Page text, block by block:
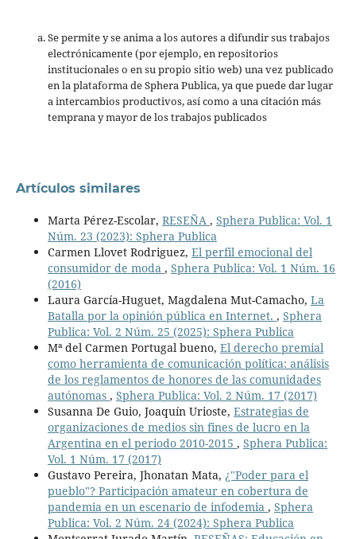
Se permite y se anima a los autores a difundir sus trabajos
electrónicamente (por ejemplo, en repositorios
institucionales o en su propio sitio web) una vez publicado
en la plataforma de Sphera Publica, ya que puede dar lugar
a intercambios productivos, así como a una citación más
temprana y mayor de los trabajos publicados
Artículos similares
Marta Pérez-Escolar, RESEÑA , Sphera Publica: Vol. 1
Núm. 23 (2023): Sphera Publica
Carmen Llovet Rodriguez, El perfil emocional del
consumidor de moda , Sphera Publica: Vol. 1 Núm. 16
(2016)
Laura García-Huguet, Magdalena Mut-Camacho, La
Batalla por la opinión pública en Internet. , Sphera
Publica: Vol. 2 Núm. 25 (2025): Sphera Publica
Mª del Carmen Portugal bueno, El derecho premial
como herramienta de comunicación política: análisis
de los reglamentos de honores de las comunidades
autónomas , Sphera Publica: Vol. 2 Núm. 17 (2017)
Susanna De Guio, Joaquín Urioste, Estrategias de
organizaciones de medios sin fines de lucro en la
Argentina en el periodo 2010-2015 , Sphera Publica:
Vol. 1 Núm. 17 (2017)
Gustavo Pereira, Jhonatan Mata, ¿"Poder para el
pueblo"? Participación amateur en cobertura de
pandemia en un escenario de infodemia , Sphera
Publica: Vol. 2 Núm. 24 (2024): Sphera Publica